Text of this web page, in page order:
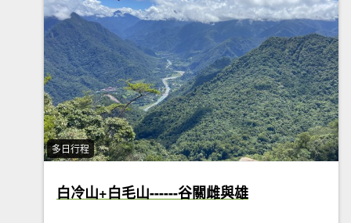
多日行程
白冷山+白毛山------谷關雌與雄